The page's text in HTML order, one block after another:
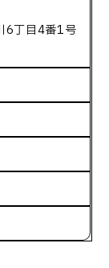
6丁目4番1号